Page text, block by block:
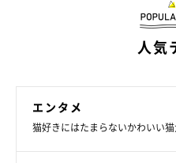
大きなキャットツリーでさま
ています。木調の店内や猫た
良いスペース。コンパクトな
人気
エンタメ
猫好きにはたまらないかわいい